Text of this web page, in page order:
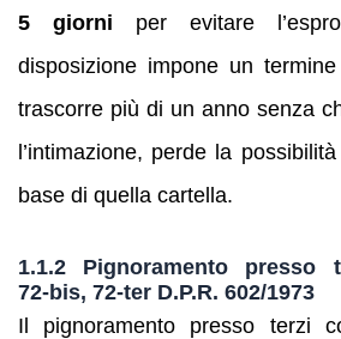
5 giorni per evitare
disposizione impone un
trascorre più di un anno senza
l’intimazione, perde la
base di quella cartella.
1.1.2 Pignoramento presso
72‑bis, 72‑ter D.P.R. 602/1973
Il pignoramento presso terzi